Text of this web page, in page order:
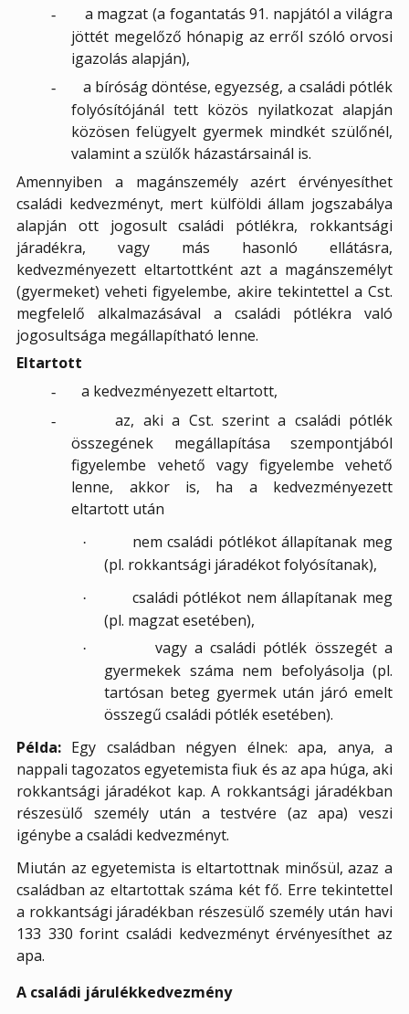
-
a magzat (a fogantatás 91. napjától a világra
jöttét megelőző hónapig az erről szóló orvosi
igazolás alapján),
-
a bíróság döntése, egyezség, a családi pótlék
folyósítójánál tett közös nyilatkozat alapján
közösen felügyelt gyermek mindkét szülőnél,
valamint a szülők házastársainál is.
Amennyiben a magánszemély azért érvényesíthet
családi kedvezményt, mert külföldi állam jogszabálya
alapján ott jogosult családi pótlékra, rokkantsági
járadékra, vagy más hasonló ellátásra,
kedvezményezett eltartottként azt a magánszemélyt
(gyermeket) veheti figyelembe, akire tekintettel a Cst.
megfelelő alkalmazásával a családi pótlékra való
jogosultsága megállapítható lenne.
Eltartott
- a kedvezményezett eltartott,
-
az, aki a Cst. szerint a családi pótlék
összegének megállapítása szempontjából
figyelembe vehető vagy figyelembe vehető
lenne, akkor is, ha a kedvezményezett
eltartott után
·
nem családi pótlékot állapítanak meg
(pl. rokkantsági járadékot folyósítanak),
·
családi pótlékot nem állapítanak meg
(pl. magzat esetében),
·
vagy a családi pótlék összegét a
gyermekek száma nem befolyásolja (pl.
tartósan beteg gyermek után járó emelt
összegű családi pótlék esetében).
Példa: Egy családban négyen élnek: apa, anya, a
nappali tagozatos egyetemista fiuk és az apa húga, aki
rokkantsági járadékot kap. A rokkantsági járadékban
részesülő személy után a testvére (az apa) veszi
igénybe a családi kedvezményt.
Miután az egyetemista is eltartottnak minősül, azaz a
családban az eltartottak száma két fő. Erre tekintettel
a rokkantsági járadékban részesülő személy után havi
133 330 forint családi kedvezményt érvényesíthet az
apa.
A családi járulékkedvezmény